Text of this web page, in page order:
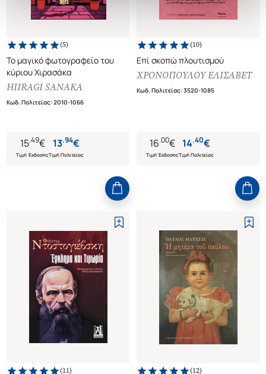
(5)
Το μαγικό φωτογραφείο του
κύριου Χιρασάκα
HIIRAGI SANAKA
Κωδ. Πολιτείας:2010-1066
15.49€
Τιμή Έκδοσης
13.94€
Τιμή Πολιτείας
(10)
Επί σκοπώ πλουτισμού
ΧΡΟΝΟΠΟΥΛΟΥ ΕΛΙΣΑΒΕΤ
Κωδ. Πολιτείας:3520-1085
16.00€
Τιμή Έκδοσης
14.40€
Τιμή Πολιτείας
(11) (12)